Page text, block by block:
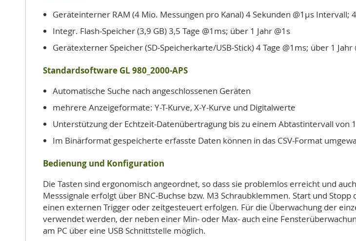
Geräteinterner RAM (4 Mio. Messungen pro Kanal) 4 Sekunden @1µs Intervall;
Integr. Flash-Speicher (3,9 GB) 3,5 Tage @1ms; über 1 Jahr @1s
Gerätexterner Speicher (SD-Speicherkarte/USB-Stick) 4 Tage @1ms; über 1 Jahr
Standardsoftware GL 980_2000-APS
Automatische Suche nach angeschlossenen Geräten
mehrere Anzeigeformate: Y-T-Kurve, X-Y-Kurve und Digitalwerte
Unterstützung der Echtzeit-Datenübertragung bis zu einem Abtastintervall von
Im Binärformat gespeicherte erfasste Daten können in das CSV-Format
Bedienung und Konfiguration
Die Tasten sind ergonomisch angeordnet, so dass sie problemlos erreicht und
Messsignale erfolgt über BNC-Buchse bzw. M3 Schraubklemmen. Start und
einen externen Trigger oder zeitgesteuert erfolgen. Für die Überwachung der
verwendet werden, der neben einer Min- oder Max- auch eine
am PC über eine USB Schnittstelle möglich.